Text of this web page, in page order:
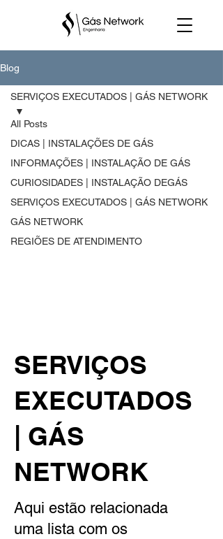
Blog
All Posts
DICAS | INSTALAÇÕES DE GÁS
INFORMAÇÕES | INSTALAÇÃO DE GÁS
CURIOSIDADES | INSTALAÇÃO DEGÁS
SERVIÇOS EXECUTADOS | GÁS NETWORK
GÁS NETWORK
REGIÕES DE ATENDIMENTO
SERVIÇOS EXECUTADOS | GÁS NETWORK
SERVIÇOS
EXECUTADOS
| GÁS
NETWORK
Aqui estão relacionada
uma lista com os